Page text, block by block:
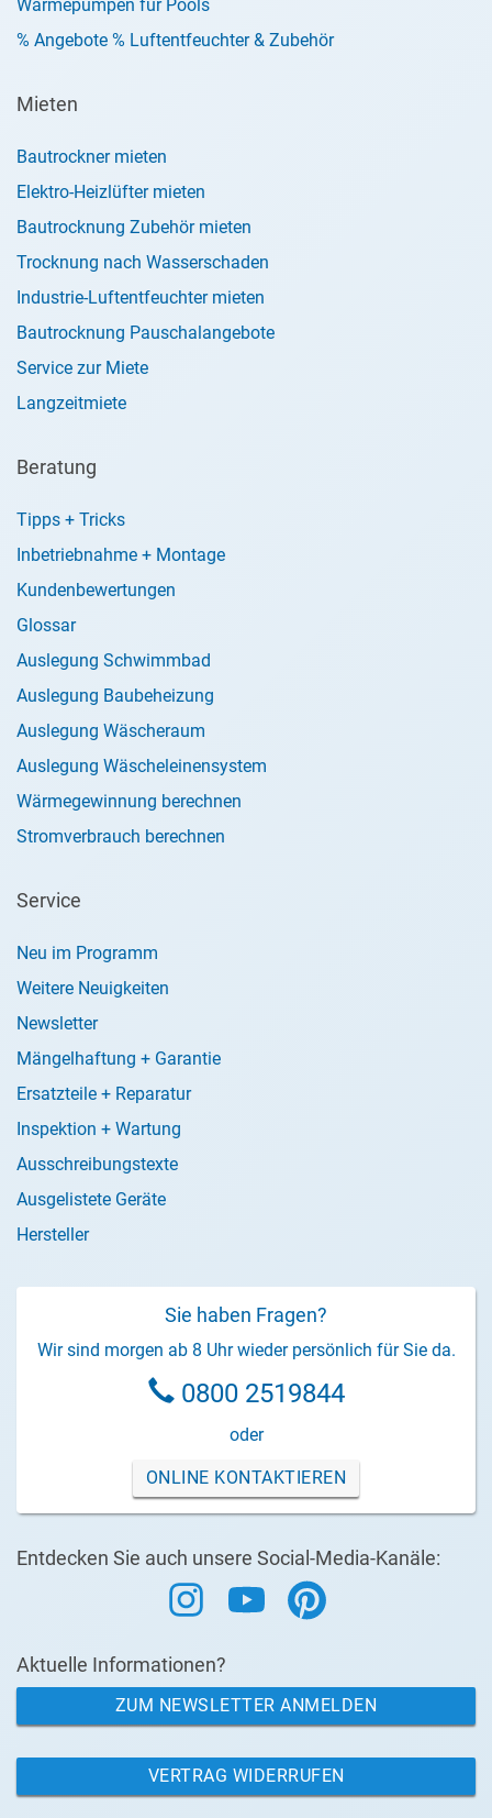
Wärmepumpen für Pools
% Angebote % Luftentfeuchter & Zubehör
Mieten
Bautrockner mieten
Elektro-Heizlüfter mieten
Bautrocknung Zubehör mieten
Trocknung nach Wasserschaden
Industrie-Luftentfeuchter mieten
Bautrocknung Pauschalangebote
Service zur Miete
Langzeitmiete
Beratung
Tipps + Tricks
Inbetriebnahme + Montage
Kundenbewertungen
Glossar
Auslegung Schwimmbad
Auslegung Baubeheizung
Auslegung Wäscheraum
Auslegung Wäscheleinensystem
Wärmegewinnung berechnen
Stromverbrauch berechnen
Service
Neu im Programm
Weitere Neuigkeiten
Newsletter
Mängelhaftung + Garantie
Ersatzteile + Reparatur
Inspektion + Wartung
Ausschreibungstexte
Ausgelistete Geräte
Hersteller
Sie haben Fragen?
Wir sind morgen ab 8 Uhr wieder persönlich für Sie da.
0800 2519844
oder
ONLINE KONTAKTIEREN
Entdecken Sie auch unsere Social-Media-Kanäle:
Aktuelle Informationen?
ZUM NEWSLETTER ANMELDEN
VERTRAG WIDERRUFEN